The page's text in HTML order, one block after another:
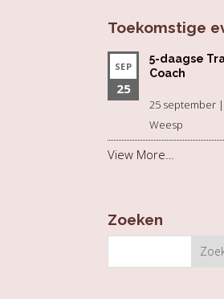
Toekomstige
SEP
25
5-daagse
Coach
25 september
Weesp
View More…
Zoeken